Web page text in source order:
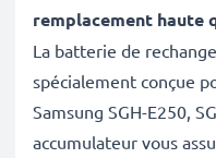
remplacement haute
La batterie de
spécialement conçue
Samsung SGH-E250,
accumulateur vous